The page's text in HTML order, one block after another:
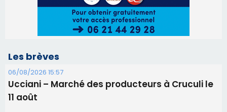
Les brèves
06/08/2026 15:57
Ucciani – Marché des producteurs à Cruculi le
11 août